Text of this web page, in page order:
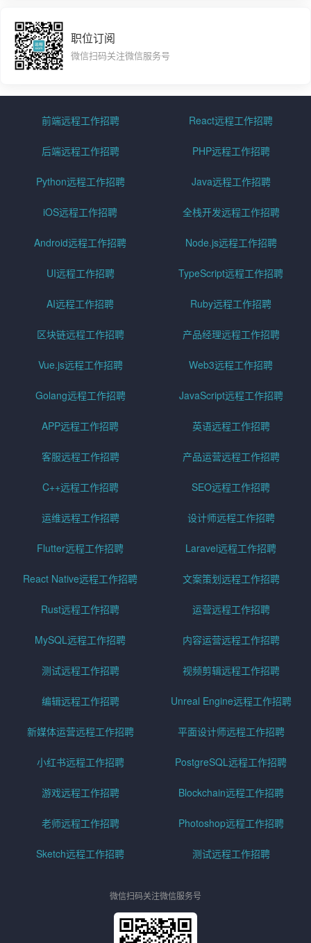
职位订阅
微信扫码关注微信服务号
前端远程工作招聘 React远程工作招聘
后端远程工作招聘 PHP远程工作招聘
Python远程工作招聘 Java远程工作招聘
iOS远程工作招聘 全栈开发远程工作招聘
Android远程工作招聘 Node.js远程工作招聘
UI远程工作招聘 TypeScript远程工作招聘
AI远程工作招聘 Ruby远程工作招聘
区块链远程工作招聘 产品经理远程工作招聘
Vue.js远程工作招聘 Web3远程工作招聘
Golang远程工作招聘 JavaScript远程工作招聘
APP远程工作招聘 英语远程工作招聘
客服远程工作招聘 产品运营远程工作招聘
C++远程工作招聘 SEO远程工作招聘
运维远程工作招聘 设计师远程工作招聘
Flutter远程工作招聘 Laravel远程工作招聘
React Native远程工作招聘 文案策划远程工作招聘
Rust远程工作招聘 运营远程工作招聘
MySQL远程工作招聘 内容运营远程工作招聘
测试远程工作招聘 视频剪辑远程工作招聘
编辑远程工作招聘 Unreal Engine远程工作招聘
新媒体运营远程工作招聘 平面设计师远程工作招聘
小红书远程工作招聘 PostgreSQL远程工作招聘
游戏远程工作招聘 Blockchain远程工作招聘
老师远程工作招聘 Photoshop远程工作招聘
Sketch远程工作招聘 测试远程工作招聘
微信扫码关注微信服务号